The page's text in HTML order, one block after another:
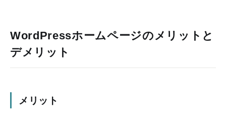
WordPressホームページのメリットと
デメリット
メリット